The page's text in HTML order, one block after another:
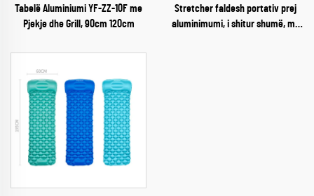
Tabelë Aluminiumi YF-ZZ-10F me
Pjekje dhe Grill, 90cm 120cm
Stretcher faldesh portativ prej
aluminimumi, i shitur shumë, me